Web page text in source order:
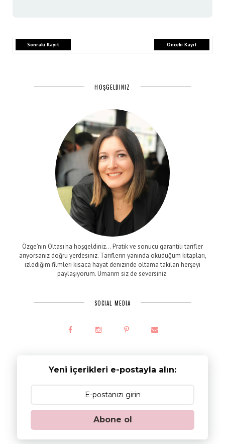
Sonraki Kayıt Önceki Kayıt
HOŞGELDINIZ
Özge'nin Oltası'na hoşgeldiniz... Pratik ve sonucu garantili tarifler
arıyorsanız doğru yerdesiniz. Tariflerin yanında okuduğum kitapları,
izlediğim filmleri kısaca hayat denizinde oltama takılan herşeyi
paylaşıyorum. Umarım siz de seversiniz.
SOCIAL MEDIA
Yeni içerikleri e-postayla alın:
Abone ol